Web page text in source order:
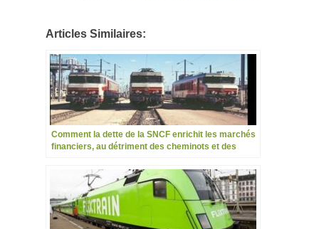
Articles Similaires:
Comment la dette de la SNCF enrichit les marchés
financiers, au détriment des cheminots et des